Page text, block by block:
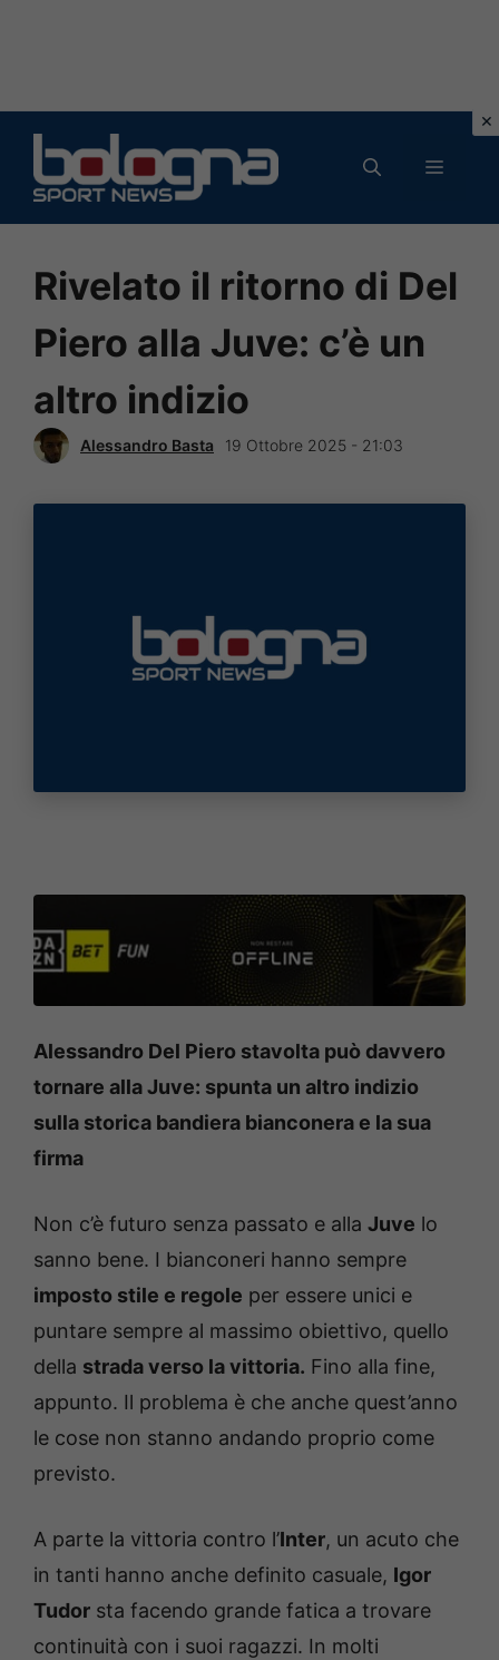
contenuto
MENU
Rivelato il ritorno di Del
Piero alla Juve: c’è un
altro indizio
Alessandro Basta 19 Ottobre 2025 - 21:03
Alessandro Del Piero stavolta può davvero
tornare alla Juve: spunta un altro indizio
sulla storica bandiera bianconera e la sua
firma
Non c’è futuro senza passato e alla Juve lo
sanno bene. I bianconeri hanno sempre
imposto stile e regole per essere unici e
puntare sempre al massimo obiettivo, quello
della strada verso la vittoria. Fino alla fine,
appunto. Il problema è che anche quest’anno
le cose non stanno andando proprio come
previsto.
A parte la vittoria contro l’Inter, un acuto che
in tanti hanno anche definito casuale, Igor
Tudor sta facendo grande fatica a trovare
continuità con i suoi ragazzi. In molti